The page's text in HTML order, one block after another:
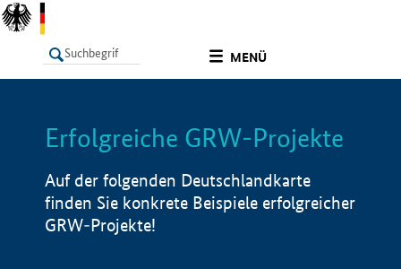
MENÜ
LISTE Info
Erfolgreiche GRW-Projekte
Auf der folgenden Deutschlandkarte
finden Sie konkrete Beispiele erfolgreicher
GRW-Projekte!